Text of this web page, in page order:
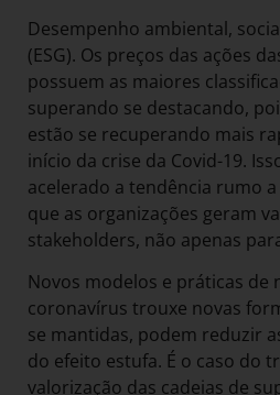
Desempenho ambiental,
(ESG). Os preços das ações
possuem as maiores
superando se destacando,
estão se recuperando mais
início da crise da Covid-19.
acelerado a tendência rumo
que as organizações geram
stakeholders, não apenas
Novos modelos e práticas de
coronavírus trouxe novas
se mantidas, podem reduzir
do efeito estufa. É o caso do
valorização das cadeias de